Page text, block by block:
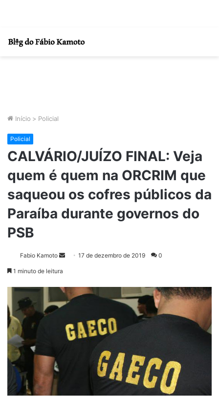
Início > Policial
Policial
CALVÁRIO/JUÍZO FINAL: Veja
quem é quem na ORCRIM que
saqueou os cofres públicos da
Paraíba durante governos do
PSB
Fabio Kamoto
e
m
e
l
17 de dezembro de 2019 0
1 minuto de leitura